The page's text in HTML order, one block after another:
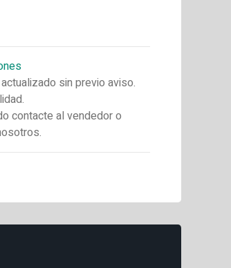
sin previo aviso.
contacte al vendedor o